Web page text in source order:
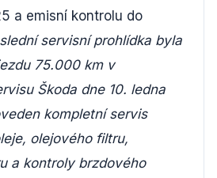
a emisní kontrolu do
servisní prohlídka byla
75.000 km v
Škoda dne 10. ledna
kompletní servis
olejového filtru,
a kontroly brzdového